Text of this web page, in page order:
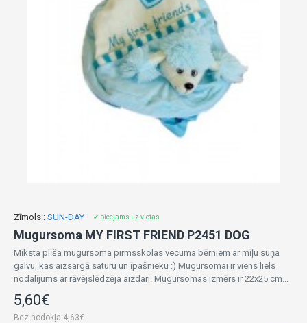
Zīmols:: SUN-DAY ✔ pieejams uz vietas
Mugursoma MY FIRST FRIEND P2451 DOG
Mīksta plīša mugursoma pirmsskolas vecuma bērniem ar mīļu suņa
galvu, kas aizsargā saturu un īpašnieku :) Mugursomai ir viens liels
nodalījums ar rāvējslēdzēja aizdari. Mugursomas izmērs ir 22x25 cm...
5,60€
Bez nodokļa:4,63€